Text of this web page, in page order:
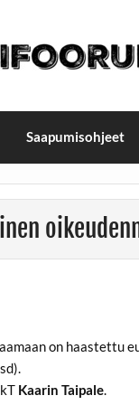
/Helsingissä
Saapumisohjeet
on haastettu
Kaarin Taipale.